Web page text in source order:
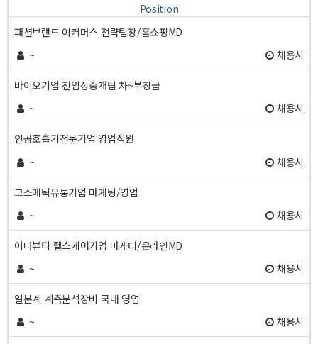
Position
패션브랜드 이커머스 전략팀장/홈쇼핑MD
~
채용시
바이오기업 전임상중개팀 차~부장급
~
채용시
인공호흡기전문기업 영업직원
~
채용시
코스메틱유통기업 마케팅/영업
~
채용시
이너뷰티 헬스케어기업 마케터/온라인MD
~
채용시
일본계 계측분석장비 국내 영업
~
채용시